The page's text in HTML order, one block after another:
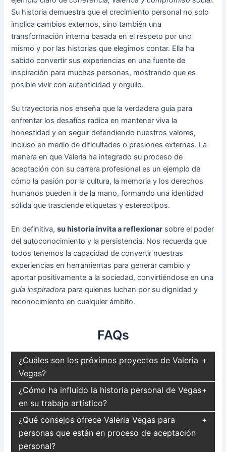
Su historia demuestra que el crecimiento personal no solo
implica cambios externos, sino también una
transformación interna basada en el respeto por uno
mismo y por las historias que elegimos contar. Ella ha
sabido convertir sus experiencias en una fuente de
inspiración para muchas personas, mostrando que es
posible vivir con autenticidad y orgullo.
Su trayectoria nos enseña que la verdadera guía para
enfrentar los desafíos radica en mantener viva la
honestidad y en seguir defendiendo nuestros valores,
incluso en medio de dificultades o presiones externas. La
manera en que Valeria ha integrado su proceso de
aceptación con su carrera profesional es un ejemplo de
cómo la pasión por la cultura, la memoria y los derechos
humanos pueden ir de la mano, formando una identidad
sólida que trasciende etiquetas y estereotipos.
En definitiva,su historia invita a reflexionar sobre el poder
del autoconocimiento y la persistencia. Nos recuerda que
todos tenemos la capacidad de convertir nuestras
experiencias en herramientas para generar cambio y
aportar positivamente a la sociedad, convirtiéndose en una
guía inspiradora para quienes luchan por su dignidad y
reconocimiento en cualquier ámbito.
FAQs
¿Cuáles son los próximos proyectos de Valeria
Vegas?
¿Cómo ha influido la historia personal de Vegas
en su trabajo artístico?
¿Qué consejos ofrece Valeria Vegas para
personas que están en proceso de aceptación
personal?